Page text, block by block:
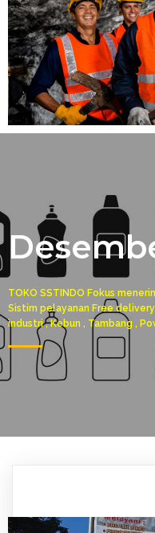
TOKO SSTINDO Fokus
Sistim pelayanan Free
industri , Kebun , Tambang ,